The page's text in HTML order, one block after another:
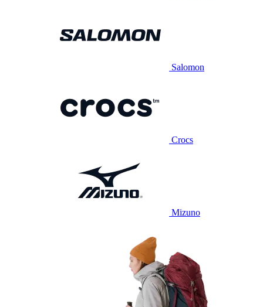
Salomon
Crocs
Mizuno